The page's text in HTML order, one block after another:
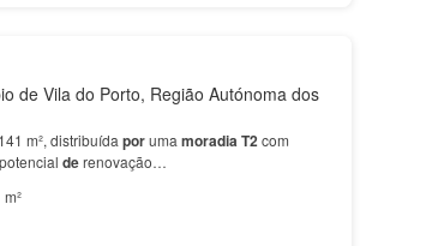
de Vila do Porto, Região Autónoma dos
m², distribuída poruma moradiaT2com
derenovação…